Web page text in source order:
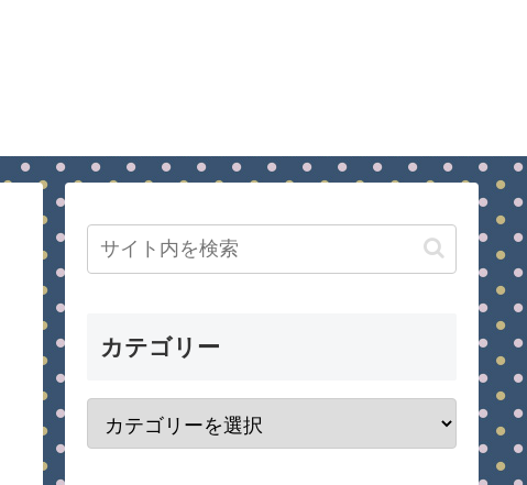
カテゴリー